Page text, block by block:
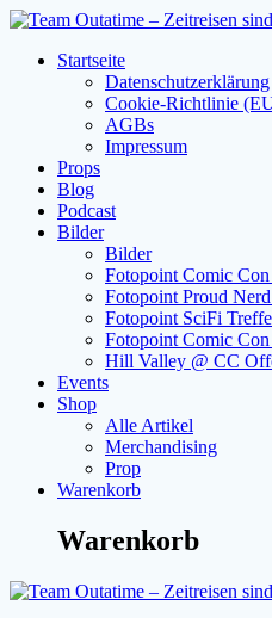
Zum
springenStartseite
Datenschutzerklärung
Cookie-Richtlinie
AGBs
Impressum
Props
Blog
Podcast
Bilder
Bilder
Fotopoint Comic
Fotopoint Proud
Fotopoint SciFi
Fotopoint Comic
Hill Valley @ CC
Events
Shop
Alle Artikel
Merchandising
Prop
Warenkorb
Warenkorb